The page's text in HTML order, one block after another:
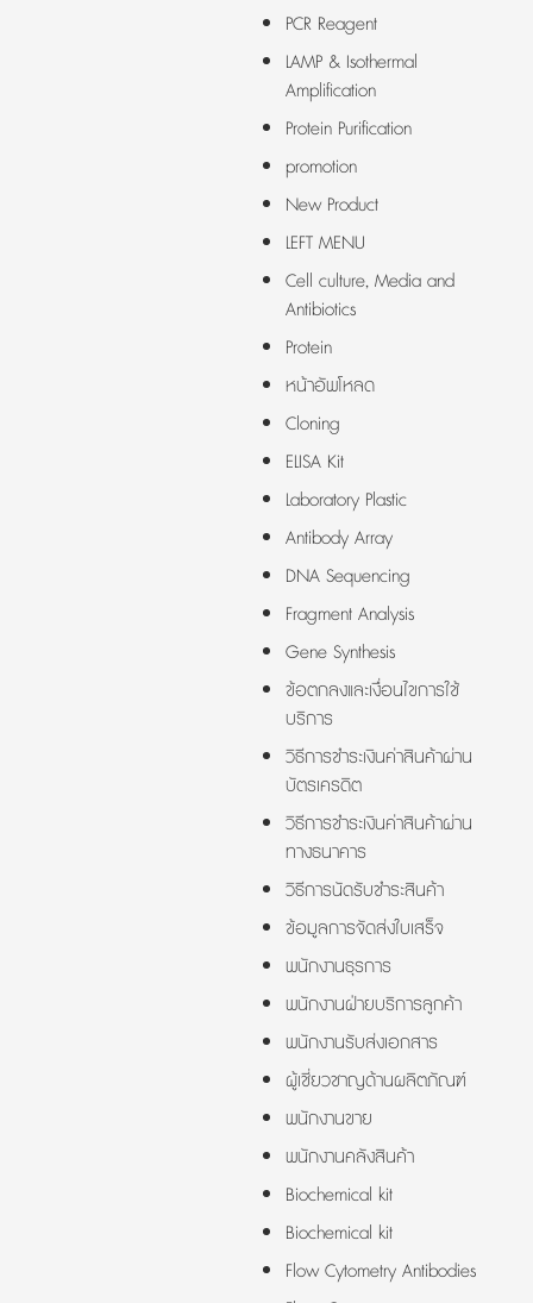
PCR Reagent
LAMP & Isothermal
Amplification
Protein Purification
promotion
New Product
LEFT MENU
Cell culture, Media and
Antibiotics
Protein
หน้าอัพโหลด
Cloning
ELISA Kit
Laboratory Plastic
Antibody Array
DNA Sequencing
Fragment Analysis
Gene Synthesis
ข้อตกลงและเงื่อนไขการใช้
บริการ
วิธีการชำระเงินค่าสินค้าผ่าน
บัตรเครดิต
วิธีการชำระเงินค่าสินค้าผ่าน
ทางธนาคาร
วิธีการนัดรับชำระสินค้า
ข้อมูลการจัดส่งใบเสร็จ
พนักงานธุรการ
พนักงานฝ่ายบริการลูกค้า
พนักงานรับส่งเอกสาร
ผู้เชี่ยวชาญด้านผลิตภัณฑ์
พนักงานขาย
พนักงานคลังสินค้า
Biochemical kit
Biochemical kit
Flow Cytometry Antibodies